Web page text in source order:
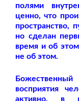
полями
ценно, что
пространство,
но сделан
время и об
не об этом.
восприятия
активно, в